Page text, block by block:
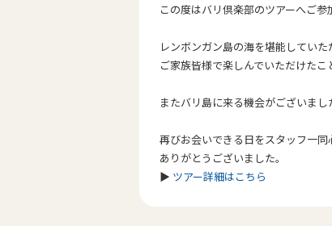
この度はバリ倶楽部のツアーへご
レンボンガン島の海を堪能していた
ご家族皆様で楽しんでいただけたこ
またバリ島に来る機会がございま
再びお会いできる日をスタッフ一同
ありがとうございました。
▶︎ ツアー詳細はこちら